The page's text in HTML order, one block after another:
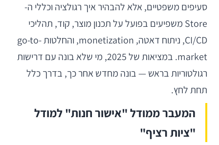
סעיפים משפטיים, אלא להבהיר איך רגולציה וכללי ה-
Store משפיעים בפועל על תכנון מוצר, קוד, תהליכי
CI/CD, ניתוח דאטה, monetization, והחלטות go-to-
market. במציאות של 2025, מי שלא בונה עם דרישות
רגולטוריות בראש — בונה מחדש אחר כך, בדרך כלל
תחת לחץ.
המעבר ממודל "אישור חנות" למודל
"ציות רציף"